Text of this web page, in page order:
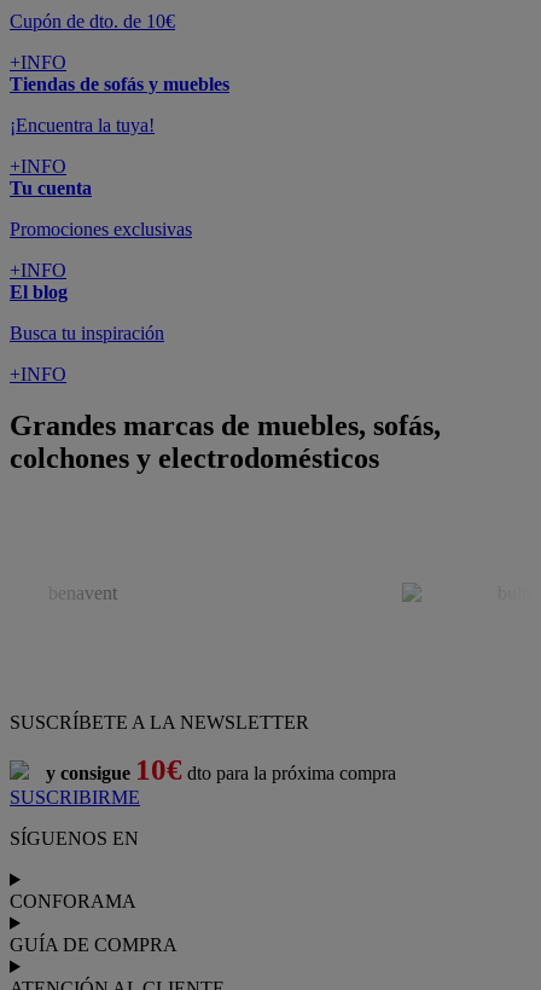
Cupón de dto. de 10€
+INFO
Tiendas de sofás y muebles
¡Encuentra la tuya!
+INFO
Tu cuenta
Promociones exclusivas
+INFO
El blog
Busca tu inspiración
+INFO
Grandes marcas de muebles, sofás,
colchones y electrodomésticos
SUSCRÍBETE A LA NEWSLETTER
y consigue 10€ dto para la próxima compra
SUSCRIBIRME
SÍGUENOS EN
CONFORAMA
GUÍA DE COMPRA